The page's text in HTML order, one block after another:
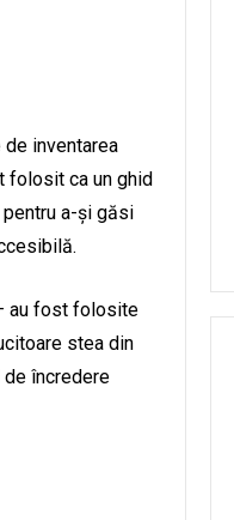
inventarea
folosit ca un ghid
a-și găsi
au fost folosite
stea din
de încredere